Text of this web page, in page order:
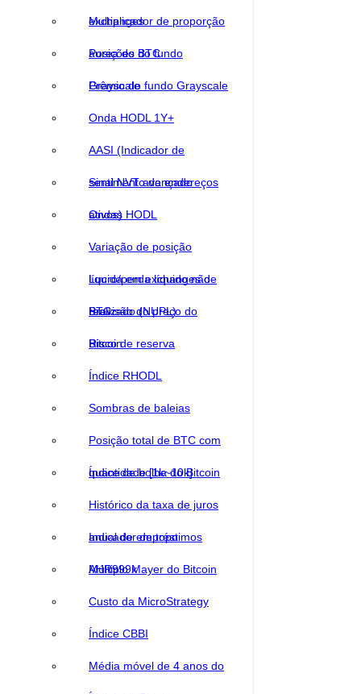
exchanges
Multiplicador de proporção
áurea do BTC
Posições do fundo
Grayscale
Prêmio do fundo Grayscale
Onda HODL 1Y+
AASI (Indicador de
sentimento de endereços
ativos)
Sinal NVT avançado
Ondas HODL
Variação de posição
líquida em exchanges de
BTC
Lucro/perda líquido não
realizado (NUPL)
Previsão do preço do
Bitcoin
Risco de reserva
Índice RHODL
Sombras de baleias
Posição total de BTC com
quantidade [1k~10k]
Índice de bolha do Bitcoin
Histórico da taxa de juros
anual de empréstimos
Indicador de topo
AHR999x
Múltiplo Mayer do Bitcoin
Custo da MicroStrategy
Índice CBBI
Média móvel de 4 anos do